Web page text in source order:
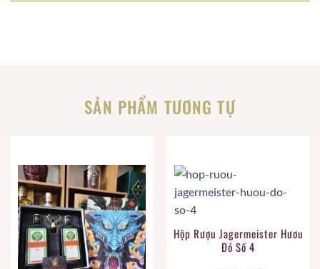
SẢN PHẨM TƯƠNG TỰ
Hộp Rượu Jagermeister Hươu
Đỏ Số 4